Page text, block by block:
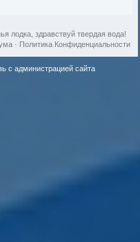
лодка, здравствуй твердая вода!
Политика Конфиденциальности
·
с администрацией сайта